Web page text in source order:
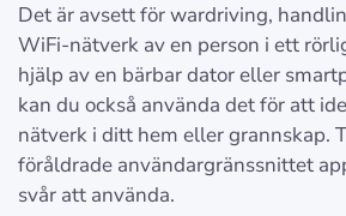
Det är avsett för wardriving,
WiFi-nätverk av en person i ett
hjälp av en bärbar dator eller
kan du också använda det för att
nätverk i ditt hem eller grannskap.
föråldrade användargränssnittet
svår att använda.